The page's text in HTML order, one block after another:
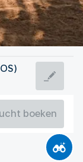
boeken